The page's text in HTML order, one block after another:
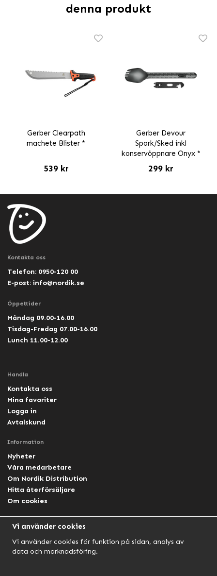
denna produkt
Gerber Clearpath
machete Blister *
539 kr
Gerber Devour
Spork/Sked inkl
konservöppnare Onyx *
299 kr
Kontakta oss
Telefon: 0950-120 00
E-post: info@nordik.se
Öppettider
Måndag 09.00-16.00
Tisdag-Fredag 07.00-16.00
Lunch 11.00-12.00
Handla
Kontakta oss
Mina favoriter
Logga in
Avtalskund
Information
Nyheter
Våra medarbetare
Om Nordik Distribution
Hitta återförsäljare
Om cookies
Facebook Lightforce Sweden
Vi använder cookies
Vi använder cookies för funktion på sidan, analys av
data och marknadsföring.